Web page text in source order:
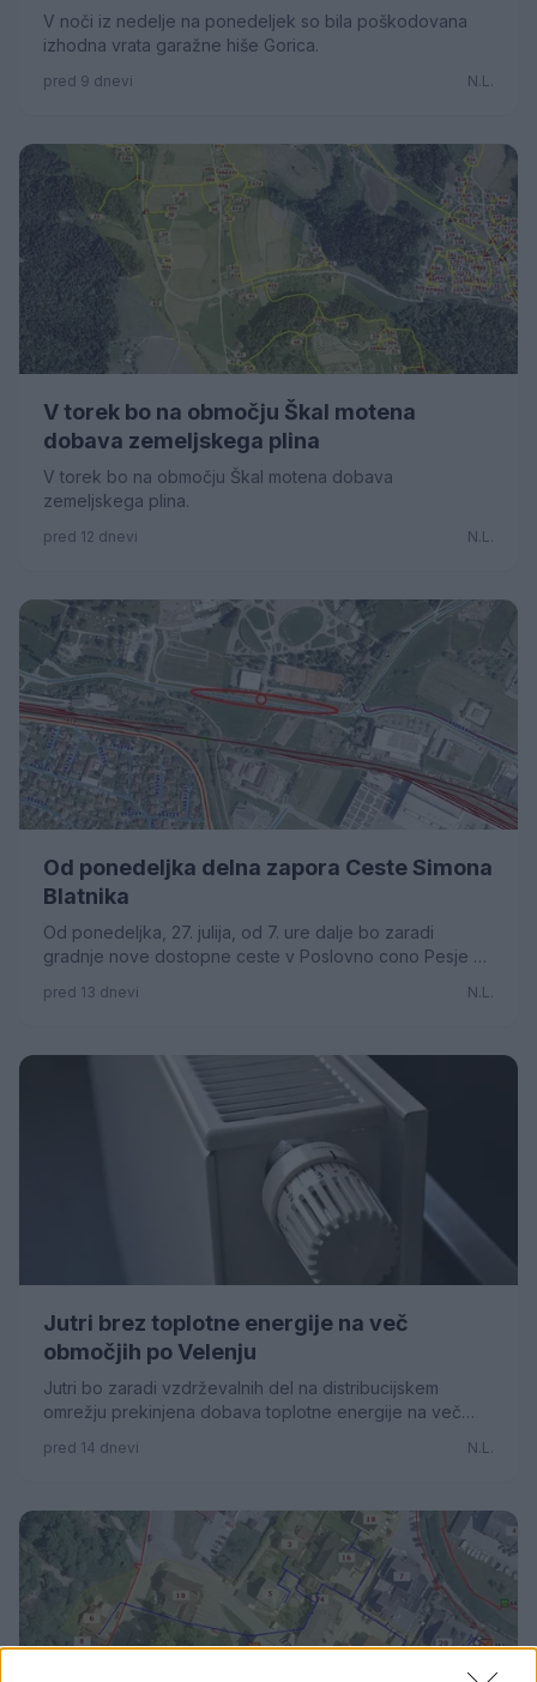
V noči iz nedelje na ponedeljek so bila poškodovana
izhodna vrata garažne hiše Gorica.
pred 9 dnevi N.L.
V torek bo na območju Škal motena
dobava zemeljskega plina
V torek bo na območju Škal motena dobava
zemeljskega plina.
pred 12 dnevi N.L.
Od ponedeljka delna zapora Ceste Simona
Blatnika
Od ponedeljka, 27. julija, od 7. ure dalje bo zaradi
gradnje nove dostopne ceste v Poslovno cono Pesje –
Blatnika.
pred 13 dnevi N.L.
Jutri brez toplotne energije na več
območjih po Velenju
Jutri bo zaradi vzdrževalnih del na distribucijskem
omrežju prekinjena dobava toplotne energije na več
pred 14 dnevi N.L.